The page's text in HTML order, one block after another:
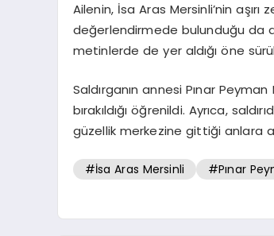
Ailenin, İsa Aras Mersinli’nin
değerlendirmede bulunduğu da
metinlerde de yer aldığı öne
Saldırganın annesi Pınar
bırakıldığı öğrenildi. Ayrıca,
güzellik merkezine gittiği anlara
#İsa Aras Mersinli #Pınar